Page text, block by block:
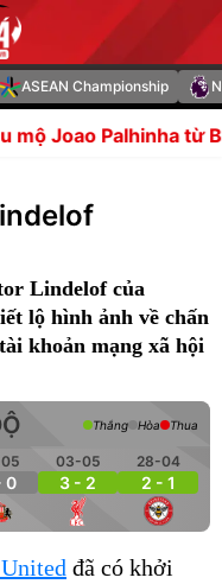
ASEAN Championship
từ Bayern Munich
Lindelof của
lộ hình ảnh về chấn
khoản mạng xã hội
0
03-05
3 - 2
28-04
2 - 1
Thắng Hòa Thua
đã có khởi